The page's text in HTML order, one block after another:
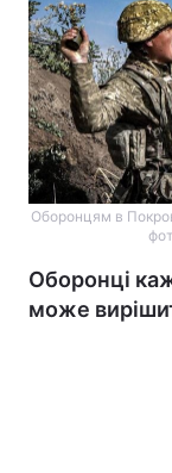
Оборонцям в
Оборонці
може